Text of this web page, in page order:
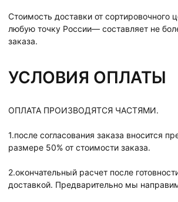
Стоимость доставки от сортировочного
любую точку России— составляет не
заказа.
УСЛОВИЯ ОПЛАТЫ
ОПЛАТА ПРОИЗВОДЯТСЯ ЧАСТЯМИ.
1.после согласования заказа вносится
размере 50% от стоимости заказа.
2.окончательный расчет после
доставкой. Предварительно мы